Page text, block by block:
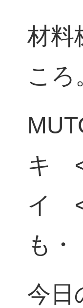
材料
ころ
キ
イ
も・
今日